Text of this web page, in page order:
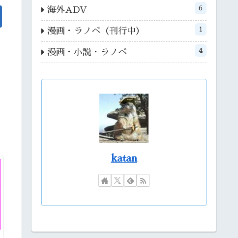
海外ADV 6
漫画・ラノベ（刊行中） 1
漫画・小説・ラノベ 4
katan